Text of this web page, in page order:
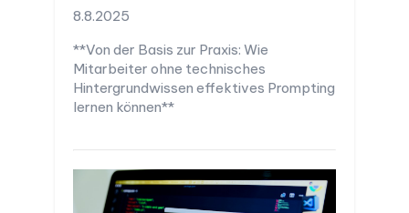
8.8.2025
**Von der Basis zur Praxis: Wie
Mitarbeiter ohne technisches
Hintergrundwissen effektives Prompting
lernen können**